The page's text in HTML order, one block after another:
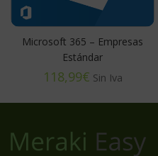
Microsoft 365 – Empresas
Estándar
€